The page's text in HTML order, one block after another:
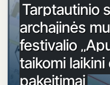
Tarptautinio
archajinės
festivalio
taikomi
pakeitimai